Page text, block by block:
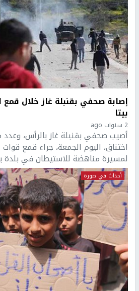
إصابة صحفي بقنبلة غاز خلال
بيتا
2 سنوات ago
أصيب صحفي بقنبلة غاز بالرأس، وعدد
اختناق، اليوم الجمعة، جراء قمع قوات
لمسيرة مناهضة للاستيطان في بلدة
أحداث في صورة